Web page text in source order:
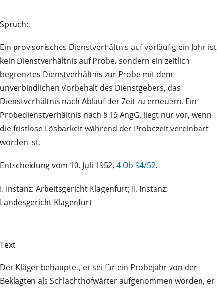
Spruch:
Ein provisorisches Dienstverhältnis auf vorläufig ein Jahr ist
kein Dienstverhältnis auf Probe, sondern ein zeitlich
begrenztes Dienstverhältnis zur Probe mit dem
unverbindlichen Vorbehalt des Dienstgebers, das
Dienstverhältnis nach Ablauf der Zeit zu erneuern. Ein
Probedienstverhältnis nach § 19 AngG. liegt nur vor, wenn
die fristlose Lösbarkeit während der Probezeit vereinbart
worden ist.
Entscheidung vom 10. Juli 1952, 4 Ob 94/52.
I. Instanz: Arbeitsgericht Klagenfurt; II. Instanz:
Landesgericht Klagenfurt.
Text
Der Kläger behauptet, er sei für ein Probejahr von der
Beklagten als Schlachthofwärter aufgenommen worden, er